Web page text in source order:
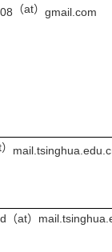
（at） gmail.com
（at）